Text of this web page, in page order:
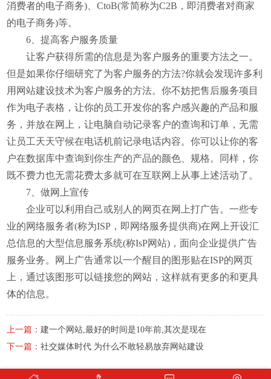
消费者的电子商务)、CtoB(常简称为C2B，即消费者对商家
的电子商务)等。
6、提高客户服务质量
让客户获得所需的信息是为客户服务的重要方法之一。
但是如果你仔细研究了为客户服务的方法?你就会发现许多利
用网站建设技术为客户服务的方法。你不妨把售后服务项目
作为电子表格，让你的员工开发你的客户感兴趣的产品和服
务，并放在网上，让电脑自动记录客户的查询和订单，无需
让员工天天守候在电话机前记录电话内容。你可以让你的客
户在数据库中查询到你生产的产品的颜色、规格。同样，你
既不费力也无需花费太多就可在互联网上从事上述活动了。
7、做网上宣传
企业可以利用自己或别人的网页在网上打广告。一些专
业的网络服务者(称为ISP，即网络服务提供商)在网上开设汇
总信息的大型信息服务系统(称IsP网站)，面向企业提供广告
服务业务。网上广告通常以一个醒目的图形贴在ISP的网页
上，通过该图形可以链接您的网站，这样就有更多的和更具
体的信息。
上一篇：建一个网站,最好的时间是10年前,其次是现在
下一篇：社交媒体时代 为什么不敢轻易放弃网站建设